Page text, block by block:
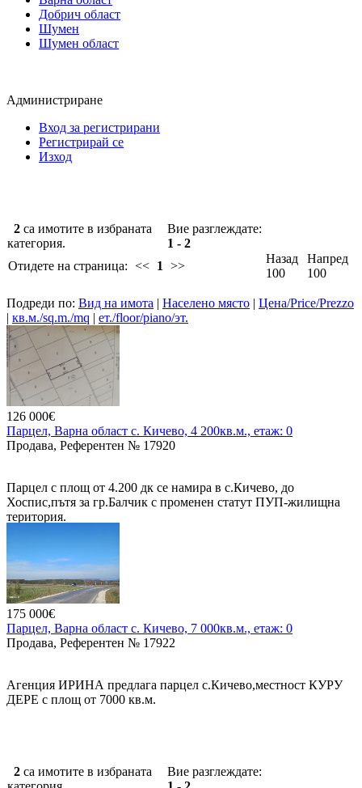
Добрич област
Шумен
Шумен област
Администриране
Вход за регистрирани
Регистрирай се
Изход
2 са имотите в избраната
категория.
Вие разглеждате:
1 - 2
Отидете на страница: << 1 >>
Назад
100
Напред
100
Подреди по: Вид на имота | Населено място | Цена/Price/Prezzo
| кв.м./sq.m./mq | ет./floor/piano/эт.
126 000€
Парцел, Варна област с. Кичево, 4 200кв.м., етаж: 0
Продава, Референтен № 17920
Парцел с площ от 4.200 дк се намира в с.Кичево, до
Хоспис,пътя за гр.Балчик с променен статут ПУП-жилищна
територия.
175 000€
Парцел, Варна област с. Кичево, 7 000кв.м., етаж: 0
Продава, Референтен № 17922
Агенция ИРИНА предлага парцел с.Кичево,местност КУРУ
ДЕРЕ с площ от 7000 кв.м.
Кичево -Куманово. Ток и вода наблизо.
2 са имотите в избраната
Вие разглеждате: